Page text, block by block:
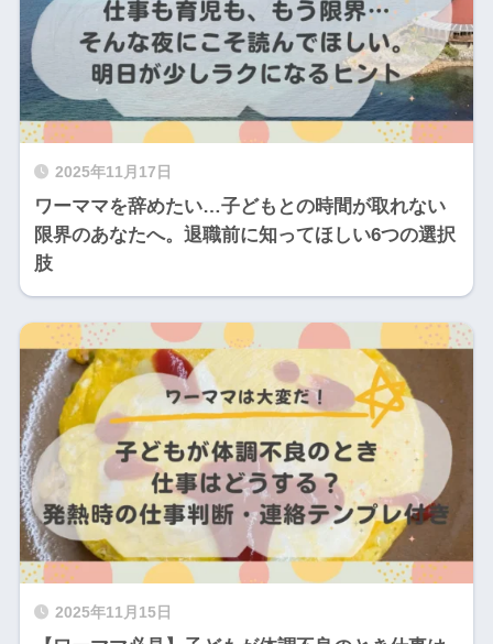
2025年11月17日
​ワーママを辞めたい…子どもとの時間が取れない
限界のあなたへ。退職前に知ってほしい6つの選択
肢
2025年11月15日